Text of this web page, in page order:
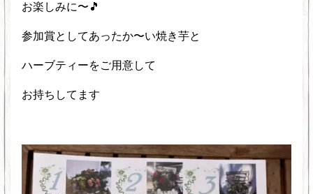
お楽しみに〜🎵
参加賞としてあったか〜い焼き芋と
ハーブティーをご用意して
お持ちしてます